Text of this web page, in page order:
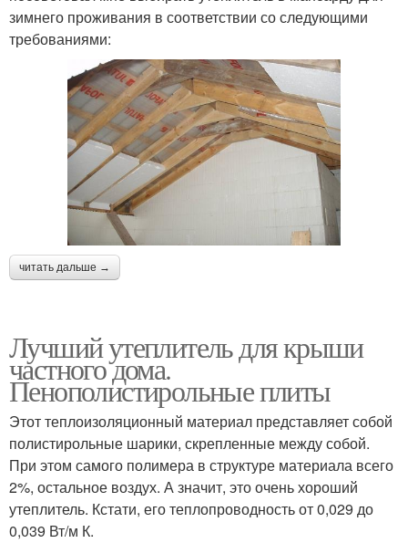
зимнего проживания в соответствии со следующими
требованиями:
читать дальше →
Лучший утеплитель для крыши
частного дома.
Пенополистирольные плиты
Этот теплоизоляционный материал представляет собой
полистирольные шарики, скрепленные между собой.
При этом самого полимера в структуре материала всего
2%, остальное воздух. А значит, это очень хороший
утеплитель. Кстати, его теплопроводность от 0,029 до
0,039 Вт/м К.